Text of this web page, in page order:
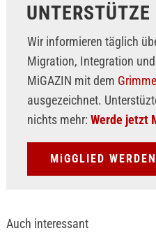
UNTERSTÜTZE
Wir informieren täglich
Migration, Integration
MiGAZIN mit dem
ausgezeichnet.
nichts mehr: Werde jetzt
MiGGLIED WERDEN
Auch interessant